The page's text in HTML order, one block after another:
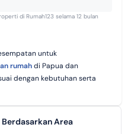
di Rumah123 selama 12 bulan
untuk
rumahdi Papua dan
dengan kebutuhan serta
Berdasarkan Area